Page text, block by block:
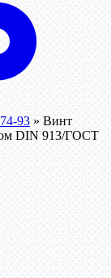
93 » Винт
DIN 913/ГОСТ